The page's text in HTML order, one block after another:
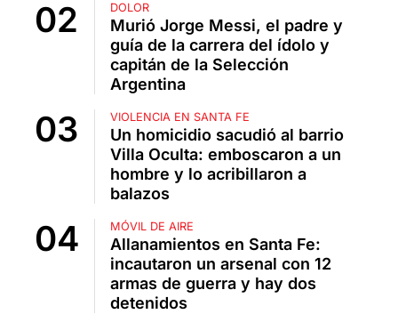
DOLOR
Murió Jorge Messi, el padre y
guía de la carrera del ídolo y
capitán de la Selección
Argentina
VIOLENCIA EN SANTA FE
Un homicidio sacudió al barrio
Villa Oculta: emboscaron a un
hombre y lo acribillaron a
balazos
MÓVIL DE AIRE
Allanamientos en Santa Fe:
incautaron un arsenal con 12
armas de guerra y hay dos
detenidos